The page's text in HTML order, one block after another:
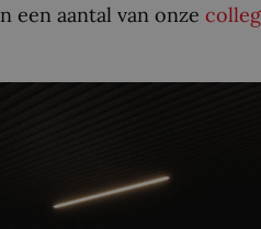
een aantal van onze